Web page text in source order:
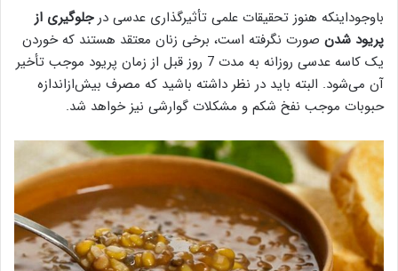
باوجوداینکه هنوز تحقیقات علمی تأثیرگذاری عدسی درجلوگیری از
پریود شدن صورت نگرفته است، برخی زنان معتقد هستند که خوردن
یک کاسه عدسی روزانه به مدت 7 روز قبل از زمان پریود موجب تأخیر
آن می‌شود. البته باید در نظر داشته باشید که مصرف بیش‌ازاندازه
حبوبات موجب نفخ شکم و مشکلات گوارشی نیز خواهد شد.